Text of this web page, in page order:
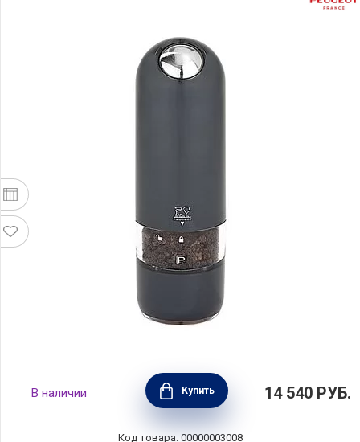
Электрическая мельница для перца Alaska,
с подсветкой,17 см, черный, Peugeot, 28503
В наличии Купить 14 540 РУБ.
Код товара: 00000003008